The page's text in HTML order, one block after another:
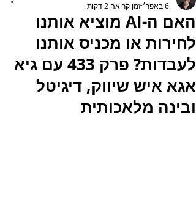
האם ה-AI מוציא אותנו
לחירות או מכניס אותנו
לעבדות? פרק 433 עם גיא
אגא איש שיווק, דיגיטל
ובינה מלאכותית
6 באפר׳
זמן קריאה 2 דקות